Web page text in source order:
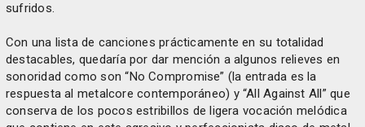
sufridos.
Con una lista de canciones prácticamente en su totalidad
destacables, quedaría por dar mención a algunos relieves en
sonoridad como son “No Compromise” (la entrada es la
respuesta al metalcore contemporáneo) y “All Against All” que
conserva de los pocos estribillos de ligera vocación melódica